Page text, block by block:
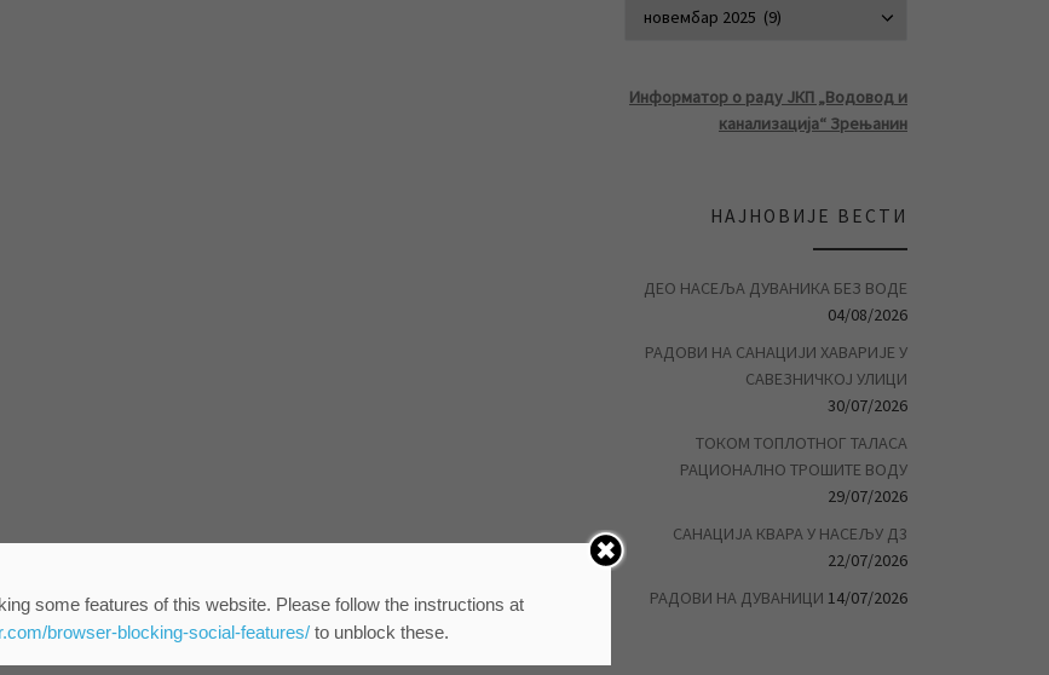
Информатор о раду ЈКП „Водовод и
канализација“ Зрењанин
НАЈНОВИЈЕ ВЕСТИ
ДЕО НАСЕЉА ДУВАНИКА БЕЗ ВОДЕ
04/08/2026
РАДОВИ НА САНАЦИЈИ ХАВАРИЈЕ У
САВЕЗНИЧКОЈ УЛИЦИ
30/07/2026
ТОКОМ ТОПЛОТНОГ ТАЛАСА
РАЦИОНАЛНО ТРОШИТЕ ВОДУ
29/07/2026
САНАЦИЈА КВАРА У НАСЕЉУ Д3
22/07/2026
РАДОВИ НА ДУВАНИЦИ 14/07/2026
some features of this website. Please follow the instructions at
browser-blocking-social-features/to unblock these.